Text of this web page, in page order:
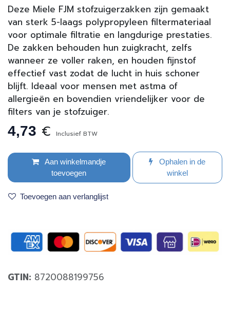
Deze Miele FJM stofzuigerzakken zijn gemaakt
van sterk 5-laags polypropyleen filtermateriaal
voor optimale filtratie en langdurige prestaties.
De zakken behouden hun zuigkracht, zelfs
wanneer ze voller raken, en houden fijnstof
effectief vast zodat de lucht in huis schoner
blijft. Ideaal voor mensen met astma of
allergieën en bovendien vriendelijker voor de
filters van je stofzuiger.
4,73 € Inclusief BTW
Aan winkelmandje
toevoegen
Ophalen in de
winkel
Toevoegen aan verlanglijst
GTIN: 8720088199756